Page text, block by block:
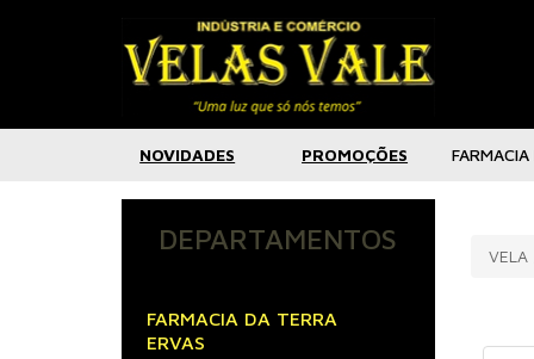
PROMOÇÕES
NOVIDADES
DEPARTAMENTOS
FARMACIA DA TERRA
ERVAS
VELA